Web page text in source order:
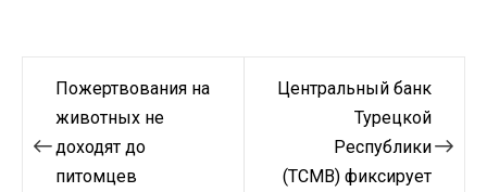
Навигация
записям
Пожертвования на
животных не
доходят до
питомцев
Центральный банк
Турецкой
Республики
(TCMB) фиксирует